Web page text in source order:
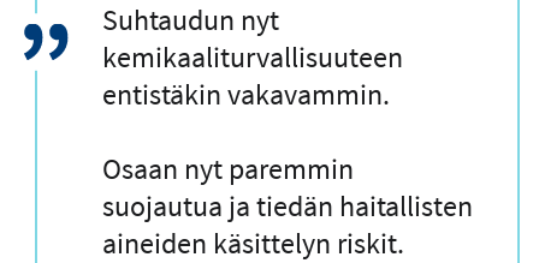
L
a
i
a
u
s
Suhtaudun nyt
kemikaaliturvallisuuteen
entistäkin vakavammin.
Osaan nyt paremmin
suojautua ja tiedän haitallisten
aineiden käsittelyn riskit.